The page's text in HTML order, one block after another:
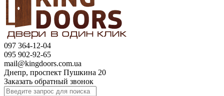
097 364-12-04
095 902-92-65
mail@kingdoors.com.ua
Днепр, проспект Пушкина 20
Заказать обратный звонок